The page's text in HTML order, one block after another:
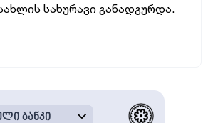
სახურავი განადგურდა.